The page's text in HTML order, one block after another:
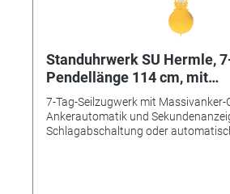
Standuhrwerk SU Hermle,
Pendellänge 114 cm, mit
Umschaltschlagwerk
7-Tag-Seilzugwerk mit Massivanker-
Ankerautomatik und Sekundenanzeige.
Schlagabschaltung oder